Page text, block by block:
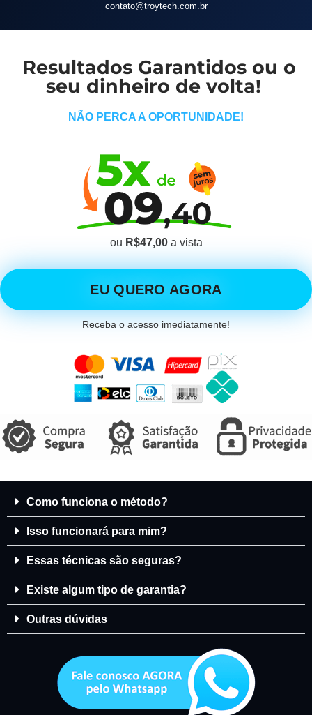
contato@troytech.com.br
Resultados Garantidos ou o
seu dinheiro de volta!
NÃO PERCA A OPORTUNIDADE!
ou R$47,00a vista
EU QUERO AGORA
Receba o acesso imediatamente!
Como funciona o método?
Isso funcionará para mim?
Essas técnicas são seguras?
Existe algum tipo de garantia?
Outras dúvidas